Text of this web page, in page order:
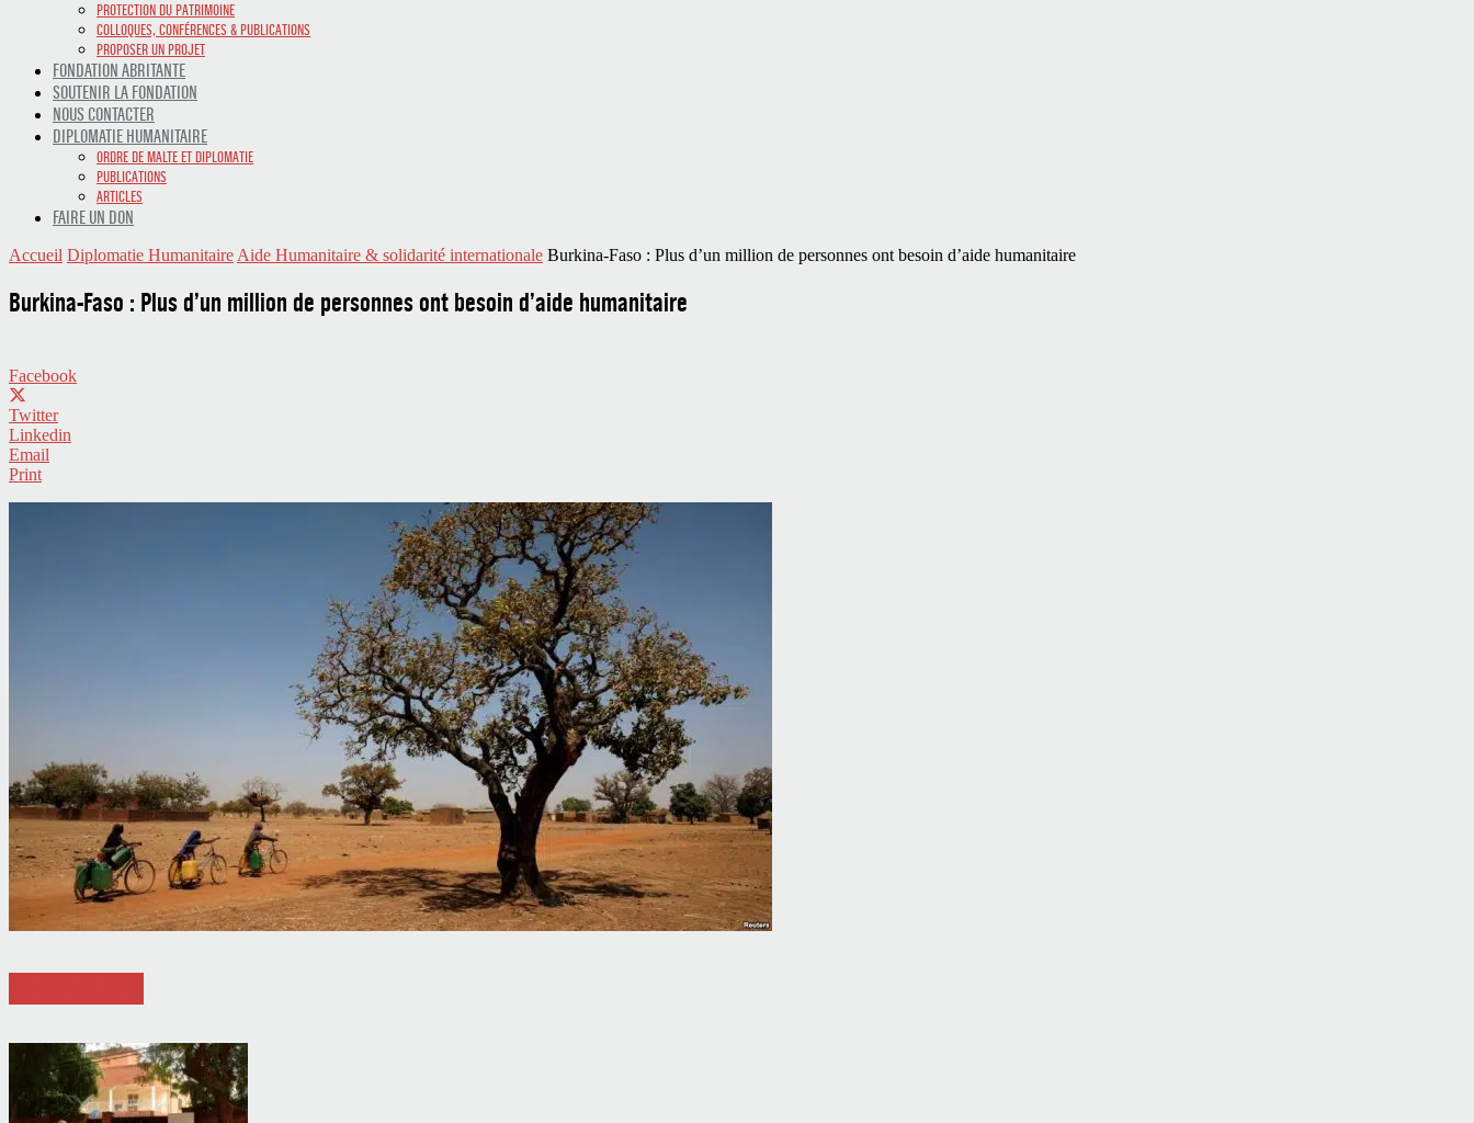
PROTECTION DU PATRIMOINE
COLLOQUES, CONFÉRENCES & PUBLICATIONS
PROPOSER UN PROJET
FONDATION ABRITANTE
SOUTENIR LA FONDATION
NOUS CONTACTER
DIPLOMATIE HUMANITAIRE
ORDRE DE MALTE ET DIPLOMATIE
PUBLICATIONS
ARTICLES
FAIRE UN DON
Accueil Diplomatie Humanitaire Aide Humanitaire & solidarité internationale Burkina-Faso : Plus d’un million de personnes ont besoin d’aide humanitaire
Burkina-Faso : Plus d’un million de personnes ont besoin d’aide humanitaire
Facebook
Twitter
Linkedin
Email
Print